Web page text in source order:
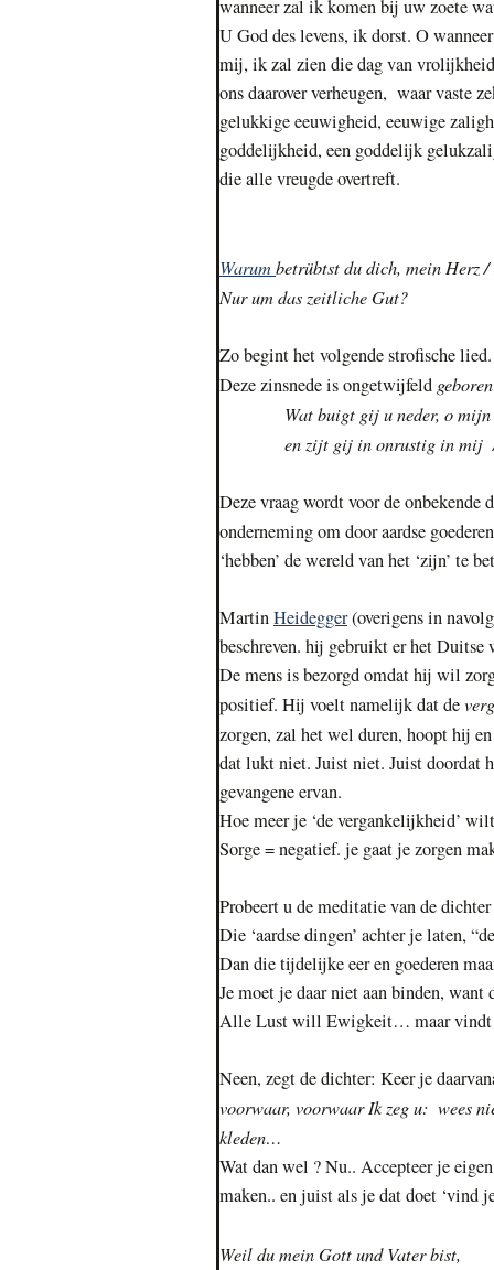
wanneer zal ik komen bij uw zoete
U God des levens, ik dorst. O
mij, ik zal zien die dag van
ons daarover verheugen, waar vaste
gelukkige eeuwigheid, eeuwige
goddelijkheid, een goddelijk
die alle vreugde overtreft.
Warumbetrübtst du dich, mein Herz /
Nur um das zeitliche Gut?
Zo begint het volgende strofische lied.
Deze zinsnede is ongetwijfeld
Wat buigt gij u neder, o
en zijt gij in onrustig in mij /
Deze vraag wordt voor de onbekende
onderneming om door aardse
‘hebben’ de wereld van het ‘zijn’
MartinHeidegger(overigens in
beschreven. hij gebruikt er het Duitse
De mens is bezorgd omdat hij wil
positief. Hij voelt namelijk dat de
zorgen, zal het wel duren, hoopt hij
dat lukt niet. Juist niet. Juist doordat
gevangene ervan.
Hoe meer je ‘de vergankelijkheid’
Sorge = negatief. je gaat je zorgen
Probeert u de meditatie van de
Die ‘aardse dingen’ achter je laten,
Dan die tijdelijke eer en goederen
Je moet je daar niet aan binden, want
Alle Lust will Ewigkeit… maar vindt
Neen, zegt de dichter: Keer je
voorwaar, voorwaar Ik zeg u: wees
kleden…
Wat dan wel ? Nu.. Accepteer je
maken.. en juist als je dat doet ‘vind
Weil du mein Gott und Vater bist,